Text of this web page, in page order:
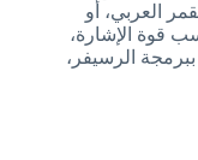
العربي، أو
قوة الإشارة،
ببرمجة الرسيفر،